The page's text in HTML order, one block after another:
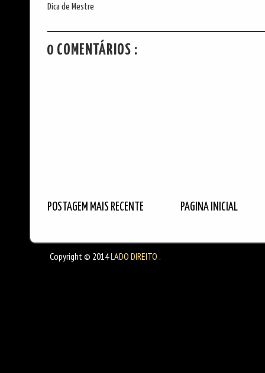
Dica de Mestre
0 COMENTÁRIOS :
POSTAGEM MAIS RECENTE PÁGINA INICIAL
Copyright © 2014LADO DIREITO .